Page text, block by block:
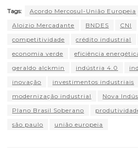
Tags:
Acordo Mercosul-União Europeia
Aloizio Mercadante
BNDES CNI
competitividade
crédito industrial
economia verde
eficiência
geraldo alckmin
indústria 4.0
inovação
investimentos industriais
modernização industrial
Nova
Plano Brasil Soberano
são paulo
união europeia